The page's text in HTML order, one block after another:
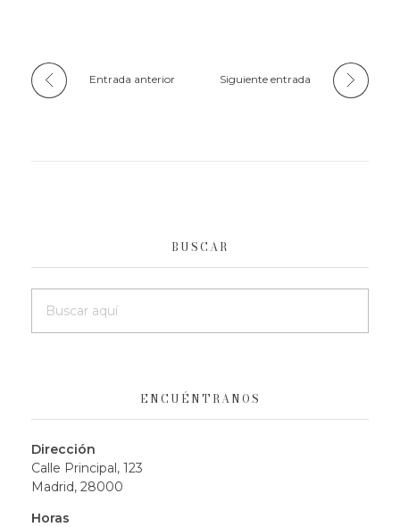
Entrada anterior Siguiente entrada
BUSCAR
ENCUÉNTRANOS
Dirección
Calle Principal, 123
Madrid, 28000
Horas